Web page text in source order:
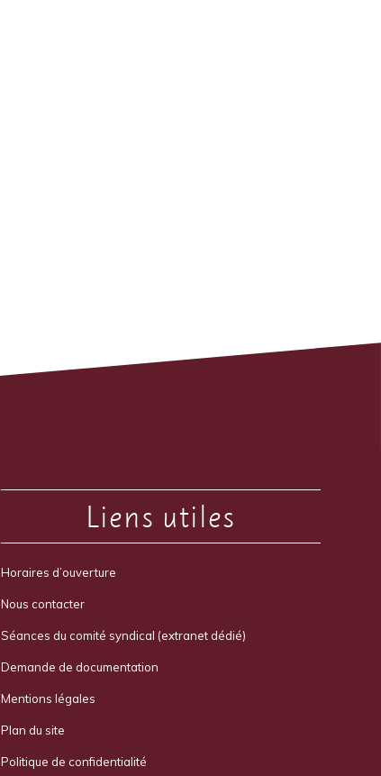
Liens utiles
Horaires d’ouverture
Nous contacter
Séances du comité syndical (extranet dédié)
Demande de documentation
Mentions légales
Plan du site
Politique de confidentialité